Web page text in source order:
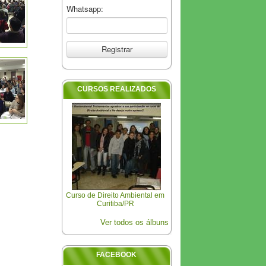
Whatsapp:
CURSOS REALIZADOS
Curso de Direito Ambiental em
Curitiba/PR
Ver todos os álbuns
FACEBOOK